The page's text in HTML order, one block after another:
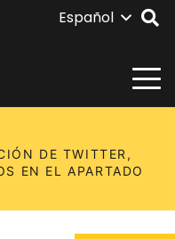
Español
DE TWITTER,
EN EL APARTADO